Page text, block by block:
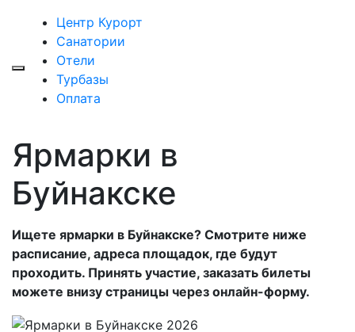
Центр Курорт
Санатории
Отели
Турбазы
Оплата
Ярмарки в
Буйнакске
Ищете ярмарки в Буйнакске? Смотрите ниже
расписание, адреса площадок, где будут
проходить. Принять участие, заказать билеты
можете внизу страницы через онлайн-форму.